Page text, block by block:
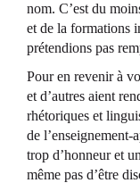
nom. C’est du
et de la formations
prétendions pas
Pour en revenir à
et d’autres aient
rhétoriques et
de l’enseignement-
trop d’honneur et
même pas d’être